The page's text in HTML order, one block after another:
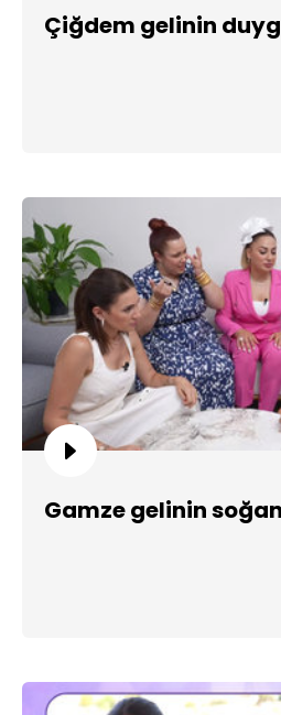
Çiğdem gelinin
Gamze gelinin